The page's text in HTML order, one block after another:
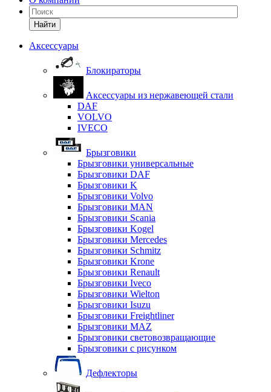
Найти
Аксессуары
Блокираторы
Аксессуары из нержавеющей стали
DAF
VOLVO
IVECO
Брызговики
Брызговики универсальные
Брызговики DAF
Брызговики K
Брызговики Volvo
Брызговики MAN
Брызговики Scania
Брызговики Kogel
Брызговики Mercedes
Брызговики Schmitz
Брызговики Krone
Брызговики Renault
Брызговики Iveco
Брызговики Wielton
Брызговики Isuzu
Брызговики Freightliner
Брызговики MAZ
Брызговики световозвращающие
Брызговики с рисунком
Дефлекторы